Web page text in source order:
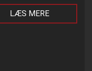
LÆS MERE